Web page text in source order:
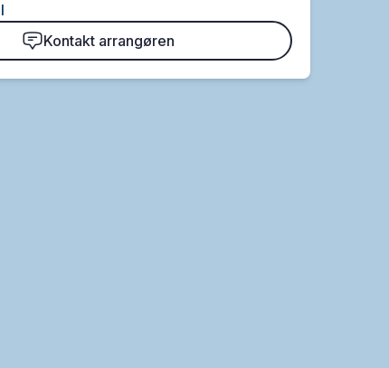
Kontakt arrangøren